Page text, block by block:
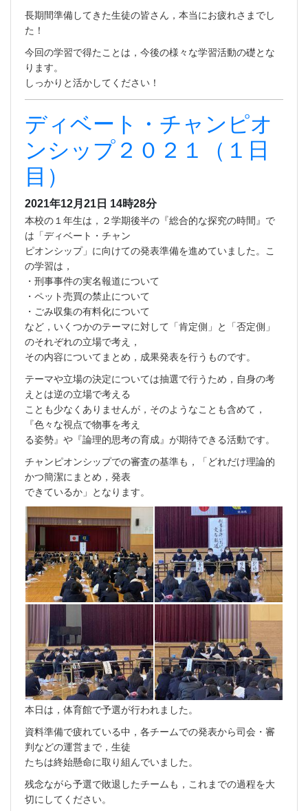
長期間準備してきた生徒の皆さん，本当にお疲れさまでし
た！
今回の学習で得たことは，今後の様々な学習活動の礎とな
ります。
しっかりと活かしてください！
ディベート・チャンピオ
ンシップ２０２１（１日
目）
2021年12月21日 14時28分
本校の１年生は，２学期後半の『総合的な探究の時間』で
は「ディベート・チャン
ピオンシップ」に向けての発表準備を進めていました。こ
の学習は，
・刑事事件の実名報道について
・ペット売買の禁止について
・ごみ収集の有料化について
など，いくつかのテーマに対して「肯定側」と「否定側」
のそれぞれの立場で考え，
その内容についてまとめ，成果発表を行うものです。
テーマや立場の決定については抽選で行うため，自身の考
えとは逆の立場で考える
ことも少なくありませんが，そのようなことも含めて，
『色々な視点で物事を考え
る姿勢』や『論理的思考の育成』が期待できる活動です。
チャンピオンシップでの審査の基準も，「どれだけ理論的
かつ簡潔にまとめ，発表
できているか」となります。
本日は，体育館で予選が行われました。
資料準備で疲れている中，各チームでの発表から司会・審
判などの運営まで，生徒
たちは終始懸命に取り組んでいました。
残念ながら予選で敗退したチームも，これまでの過程を大
切にしてください。